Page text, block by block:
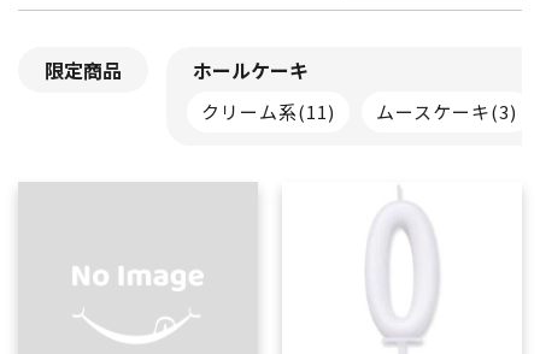
限定商品 ホールケーキ
クリーム系(11) ムースケーキ(3)